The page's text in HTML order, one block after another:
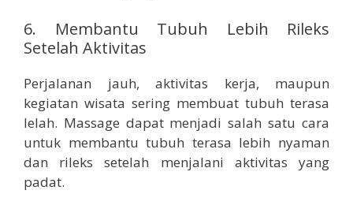
6. Membantu Tubuh Lebih Rileks
Setelah Aktivitas
Perjalanan jauh, aktivitas kerja, maupun
kegiatan wisata sering membuat tubuh terasa
lelah. Massage dapat menjadi salah satu cara
untuk membantu tubuh terasa lebih nyaman
dan rileks setelah menjalani aktivitas yang
padat.